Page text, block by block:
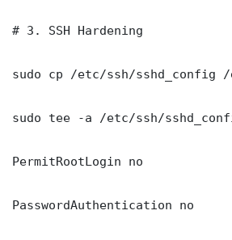
# 3. SSH Hardening
sudo cp /etc/ssh/sshd_config
sudo tee -a /etc/ssh/
PermitRootLogin no
PasswordAuthentication no